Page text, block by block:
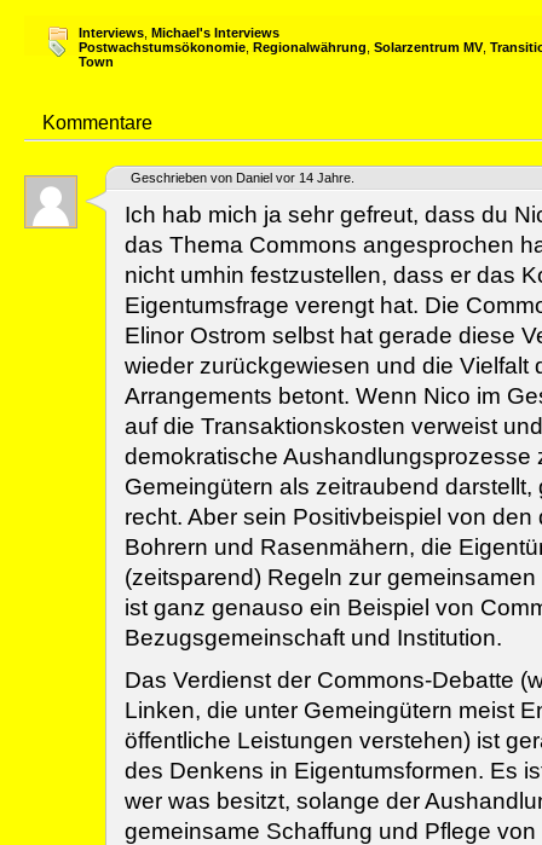
Interviews Michael's Interviews
Postwachstumsökonomie Regionalwährung Solarzentrum MV,
Town
Kommentare
Geschrieben von Daniel vor 14 Jahre.
Ich hab mich ja sehr gefreut, dass du
das Thema Commons angesprochen
nicht umhin festzustellen, dass er das
Eigentumsfrage verengt hat. Die
Elinor Ostrom selbst hat gerade diese
wieder zurückgewiesen und die Vielfalt
Arrangements betont. Wenn Nico im
auf die Transaktionskosten verweist
demokratische Aushandlungsprozesse
Gemeingütern als zeitraubend
recht. Aber sein Positivbeispiel von den
Bohrern und Rasenmähern, die
(zeitsparend) Regeln zur
ist ganz genauso ein Beispiel von
Bezugsgemeinschaft und Institution.
Das Verdienst der Commons-Debatte
Linken, die unter Gemeingütern meist
öffentliche Leistungen verstehen) ist
des Denkens in Eigentumsformen. Es
wer was besitzt, solange der
gemeinsame Schaffung und Pflege